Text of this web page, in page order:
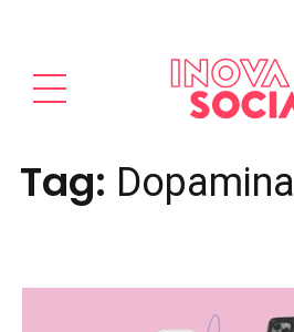
Tag: Dopamina